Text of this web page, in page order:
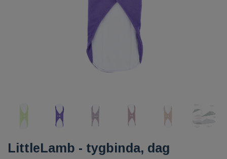
LittleLamb - tygbinda, dag